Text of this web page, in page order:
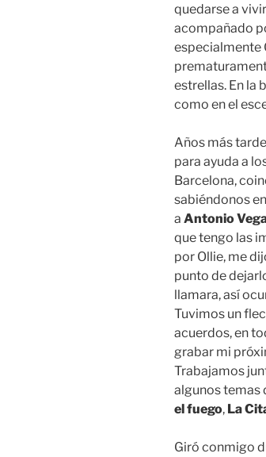
quedarse a
acompañado
especialmente
estrellas. En la
como en el
Años más
para ayuda a
Barcelona,
sabiéndonos
a Antonio
que tengo las
por Ollie, me
punto de
llamara, así
Tuvimos un
acuerdos, en
grabar mi
Trabajamos
algunos temas
el fuego, La
Giró conmigo